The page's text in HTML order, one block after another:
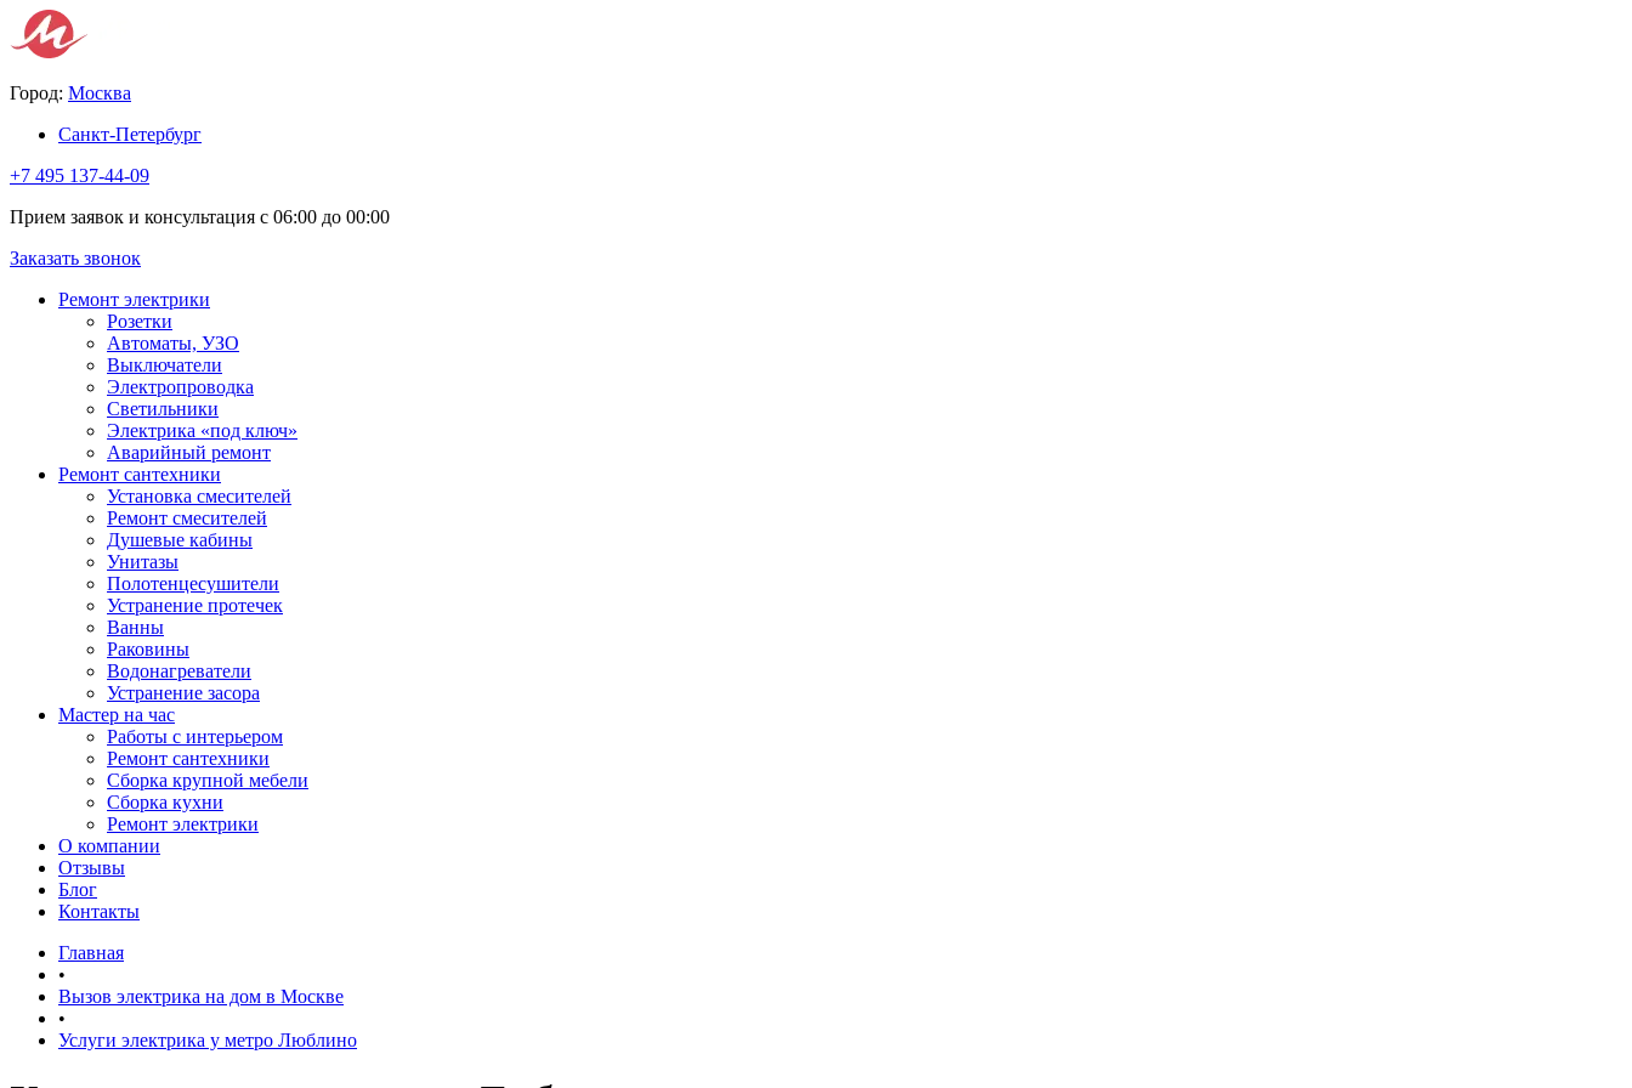
Город: Москва
Санкт-Петербург
+7 495 137-44-09
Прием заявок и консультация с 06:00 до 00:00
Заказать звонок
Ремонт электрики
Розетки
Автоматы, УЗО
Выключатели
Электропроводка
Светильники
Электрика «под ключ»
Аварийный ремонт
Ремонт сантехники
Установка смесителей
Ремонт смесителей
Душевые кабины
Унитазы
Полотенцесушители
Устранение протечек
Ванны
Раковины
Водонагреватели
Устранение засора
Мастер на час
Работы с интерьером
Ремонт сантехники
Сборка крупной мебели
Сборка кухни
Ремонт электрики
О компании
Отзывы
Блог
Контакты
Главная
•
Вызов электрика на дом в Москве
•
Услуги электрика у метро Люблино